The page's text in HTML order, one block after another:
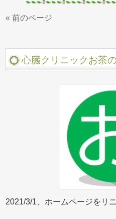
« 前のページ
心臓クリニックお茶
2021/3/1、ホームページをリ